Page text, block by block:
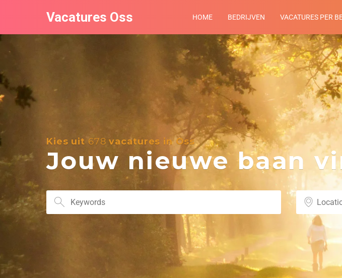
Vacatures Oss HOME BEDRIJVEN VACATURES PER
Kies uit 678 vacatures in Oss
Jouw nieuwe baan